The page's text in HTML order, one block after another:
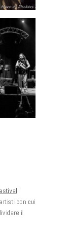
!
con cui
il